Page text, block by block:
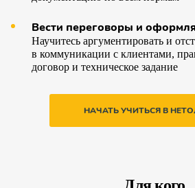
Вести переговоры и
Научитесь аргументировать и
в коммуникации с клиентами,
договор и техническое задание
НАЧАТЬ УЧИТЬСЯ В